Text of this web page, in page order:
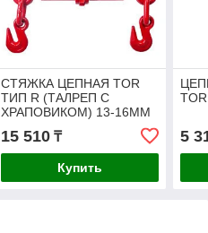
СТЯЖКА ЦЕПНАЯ TOR
ТИП R (ТАЛРЕП С
ХРАПОВИКОМ) 13-16ММ
5900КГ (13000LBS)
15 510₸
Купить
5